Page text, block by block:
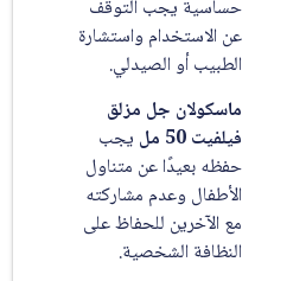
حساسية يجب التوقف
عن الاستخدام واستشارة
الطبيب أو الصيدلي.
ماسكولان جل مزلق
يجب
حفظه بعيدًا عن متناول
الأطفال وعدم مشاركته
مع الآخرين للحفاظ على
النظافة الشخصية.